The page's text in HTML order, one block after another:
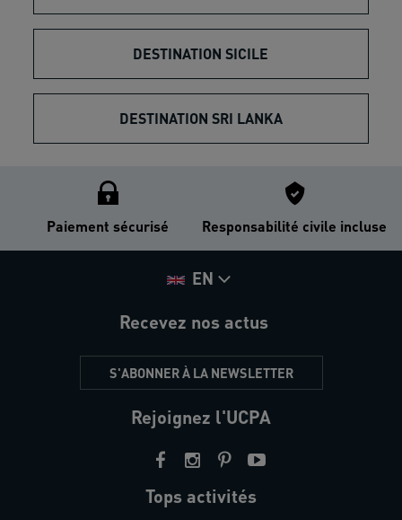
DESTINATION SICILE
DESTINATION SRI LANKA
Paiement sécurisé Responsabilité civile incluse
EN
Recevez nos actus
S'ABONNER À LA NEWSLETTER
Rejoignez l'UCPA
Tops activités